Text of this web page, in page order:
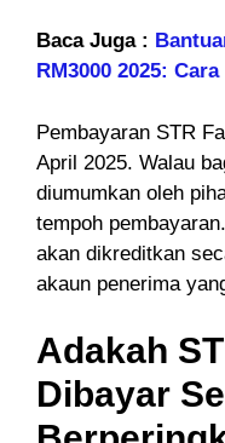
Baca Juga :
RM3000 2025:
Pembayaran STR
April 2025. Walau
diumumkan oleh
tempoh
akan dikreditkan
akaun penerima
Adakah
Dibayar